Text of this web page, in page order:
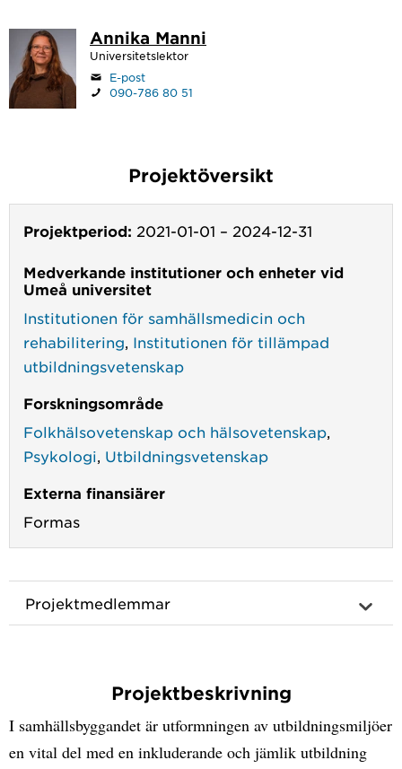
Annika Manni
Universitetslektor
E-post
090-786 80 51
Projektöversikt
Projektperiod: 2021-01-01 – 2024-12-31
Medverkande institutioner och enheter vid
Umeå universitet
Institutionen för samhällsmedicin och
rehabilitering Institutionen för tillämpad
utbildningsvetenskap
Forskningsområde
Folkhälsovetenskap och hälsovetenskap
Psykologi Utbildningsvetenskap
Externa finansiärer
Formas
Projektmedlemmar
Projektbeskrivning
I samhällsbyggandet är utformningen av utbildningsmiljöer
en vital del med en inkluderande och jämlik utbildning